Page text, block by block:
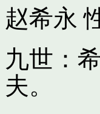
赵希永
九世：
夫。